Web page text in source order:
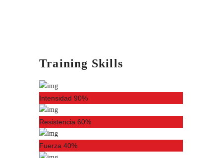
Training Skills
Intensidad 90%
Resistencia 60%
Fuerza 40%